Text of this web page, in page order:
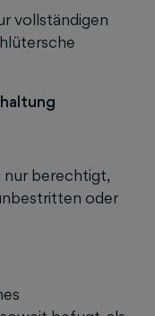
vollständigen
nur berechtigt,
oder